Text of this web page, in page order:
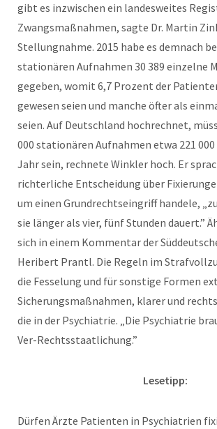
gibt es inzwischen ein landesweites
Zwangsmaßnahmen, sagte Dr. Martin
Stellungnahme. 2015 habe es demnach
stationären Aufnahmen 30 389 einzelne
gegeben, womit 6,7 Prozent der
gewesen seien und manche öfter als
seien. Auf Deutschland hochrechnet,
000 stationären Aufnahmen etwa 221 000
Jahr sein, rechnete Winkler hoch. Er
richterliche Entscheidung über
um einen Grundrechtseingriff handele,
sie länger als vier, fünf Stunden dauert.”
sich in einem Kommentar der
Heribert Prantl. Die Regeln im
die Fesselung und für sonstige Formen
Sicherungsmaßnahmen, klarer und
die in der Psychiatrie. „Die Psychiatrie
Ver-Rechtsstaatlichung.”
Lesetipp:
Dürfen Ärzte Patienten in Psychiatrien